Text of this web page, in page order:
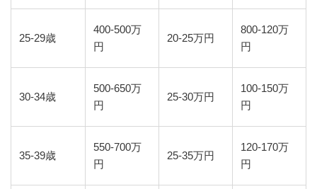
25-29歳
400-500万
円
20-25万円
800-120万
円
30-34歳
500-650万
円
25-30万円
100-150万
円
35-39歳
550-700万
円
25-35万円
120-170万
円